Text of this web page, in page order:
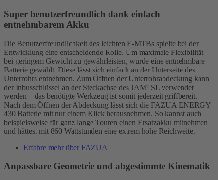
Super benutzerfreundlich dank einfach
entnehmbarem Akku
Die Benutzerfreundlichkeit des leichten E-MTBs spielte bei der
Entwicklung eine entscheidende Rolle. Um maximale Flexibilität
bei geringem Gewicht zu gewährleisten, wurde eine entnehmbare
Batterie gewählt. Diese lässt sich einfach an der Unterseite des
Unterrohrs entnehmen. Zum Öffnen der Unterrohrabdeckung kann
der Inbusschlüssel an der Steckachse des JAM² SL verwendet
werden – das benötigte Werkzeug ist somit jederzeit griffbereit.
Nach dem Öffnen der Abdeckung lässt sich die FAZUA ENERGY
430 Batterie mit nur einem Klick herausnehmen. So kannst auch
beispielsweise für ganz lange Touren einen Ersatzakku mitnehmen
und hättest mit 860 Wattstunden eine extrem hohe Reichweite.
Erfahre mehr über FAZUA
Anpassbare Geometrie und abgestimmte Kinematik